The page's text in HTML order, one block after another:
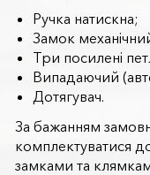
Ручка натискна;
Замок
Три посилені
Випадаючий
Дотягувач.
За бажанням
комплектуватися
замками та